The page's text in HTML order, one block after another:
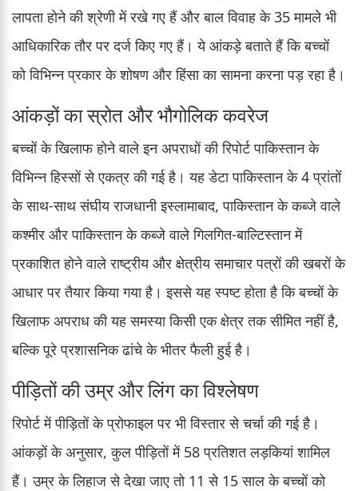
लापता होने की श्रेणी में रखे गए हैं और बाल विवाह के 35 मामले भी
आधिकारिक तौर पर दर्ज किए गए हैं। ये आंकड़े बताते हैं कि बच्चों
को विभिन्न प्रकार के शोषण और हिंसा का सामना करना पड़ रहा है।
आंकड़ों का स्रोत और भौगोलिक कवरेज
बच्चों के खिलाफ होने वाले इन अपराधों की रिपोर्ट पाकिस्तान के
विभिन्न हिस्सों से एकत्र की गई है। यह डेटा पाकिस्तान के 4 प्रांतों
के साथ-साथ संघीय राजधानी इस्लामाबाद, पाकिस्तान के कब्जे वाले
कश्मीर और पाकिस्तान के कब्जे वाले गिलगित-बाल्टिस्तान में
प्रकाशित होने वाले राष्ट्रीय और क्षेत्रीय समाचार पत्रों की खबरों के
आधार पर तैयार किया गया है। इससे यह स्पष्ट होता है कि बच्चों के
खिलाफ अपराध की यह समस्या किसी एक क्षेत्र तक सीमित नहीं है,
बल्कि पूरे प्रशासनिक ढांचे के भीतर फैली हुई है।
पीड़ितों की उम्र और लिंग का विश्लेषण
रिपोर्ट में पीड़ितों के प्रोफाइल पर भी विस्तार से चर्चा की गई है।
आंकड़ों के अनुसार, कुल पीड़ितों में 58 प्रतिशत लड़कियां शामिल
हैं। उम्र के लिहाज से देखा जाए तो 11 से 15 साल के बच्चों को